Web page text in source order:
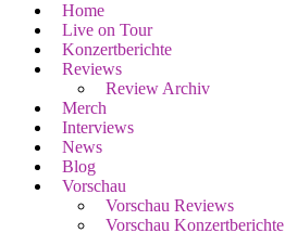
Home
Live on Tour
Konzertberichte
Reviews
Review Archiv
Merch
Interviews
News
Blog
Vorschau
Vorschau Reviews
Vorschau Konzertberichte